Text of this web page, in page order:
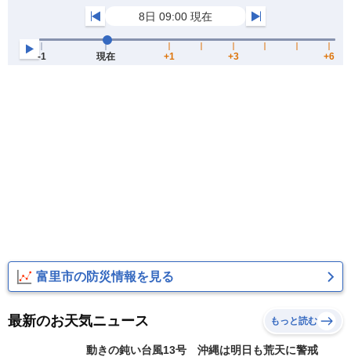
富里市の防災情報を見る
最新のお天気ニュース もっと読む
動きの鈍い台風13号 沖縄は明日も荒天に警戒